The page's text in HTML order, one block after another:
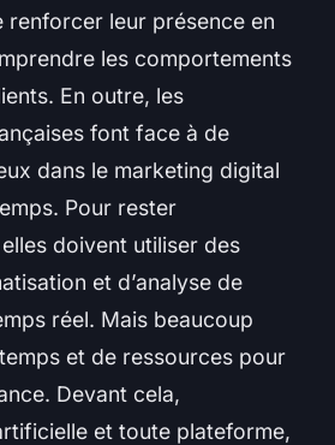
renforcer leur présence en
les comportements
En outre, les
font face à de
dans le marketing digital
Pour rester
doivent utiliser des
et d’analyse de
réel. Mais beaucoup
et de ressources pour
Devant cela,
et toute plateforme,